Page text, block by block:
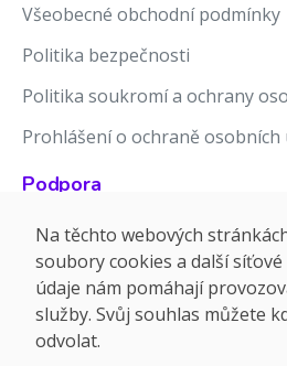
Všeobecné obchodní podmínky
Politika bezpečnosti
Politika soukromí a ochrany
Prohlášení o ochraně osobních
Podpora
Znalostní báze
Release notes
Na těchto webových
soubory cookies a další
údaje nám pomáhají
služby. Svůj souhlas můžete
odvolat.